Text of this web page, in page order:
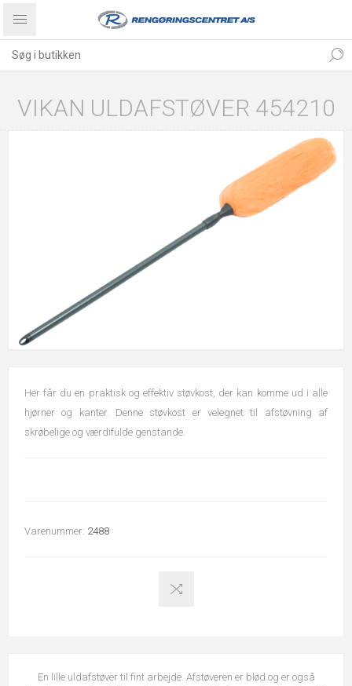
VIKAN ULDAFSTØVER 454210
Her får du en praktisk og effektiv støvkost, der kan komme ud i alle
hjørner og kanter. Denne støvkost er velegnet til afstøvning af
skrøbelige og værdifulde genstande.
Varenummer: 2488
En lille uldafstøver til fint arbejde. Afstøveren er blød og er også